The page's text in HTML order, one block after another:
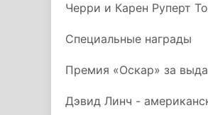
Черри и Карен Руперт
Специальные награды
Премия «Оскар» за
Дэвид Линч -